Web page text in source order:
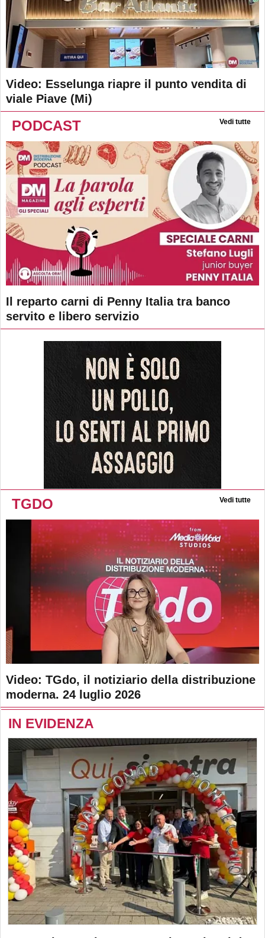
Video: Esselunga riapre il punto vendita di
viale Piave (Mi)
PODCAST Vedi tutte
Il reparto carni di Penny Italia tra banco
servito e libero servizio
TGDO Vedi tutte
Video: TGdo, il notiziario della distribuzione
moderna. 24 luglio 2026
IN EVIDENZA